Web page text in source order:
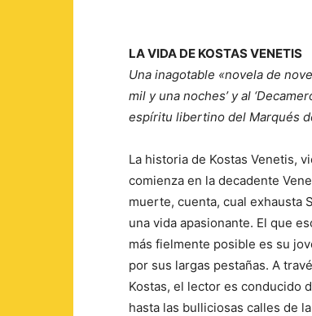
LA VIDA DE KOSTAS VENETIS
Una inagotable «novela de
mil y una noches’ y al
espíritu libertino del Marqués
La historia de Kostas Venetis,
comienza en la decadente
muerte, cuenta, cual exhausta
una vida apasionante. El que
más fielmente posible es su
por sus largas pestañas. A
Kostas, el lector es conducido
hasta las bulliciosas calles de